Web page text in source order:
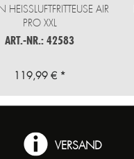
HEISSLUFTFRITTEUSE AIR P
RO XXL
ART.-NR.: 42583
119,99 € *
VERSAND